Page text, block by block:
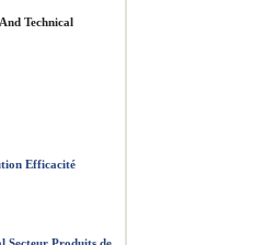
Technical
Efficacité